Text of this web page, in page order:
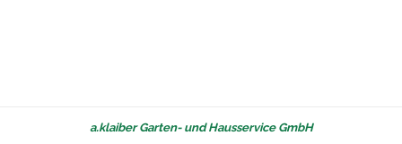
a.klaiber Garten- und Hausservice GmbH